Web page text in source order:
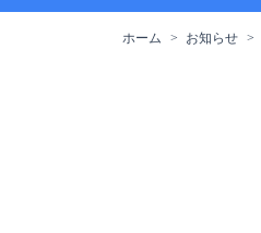
ホーム お知らせ